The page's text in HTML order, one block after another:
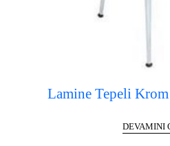
Lamine Tepeli
DEVAMINI